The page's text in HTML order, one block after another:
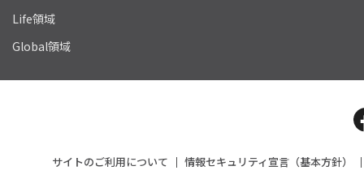
Life領域
Global領域
サイトのご利用について
情報セキュリティ宣言（基本方針）